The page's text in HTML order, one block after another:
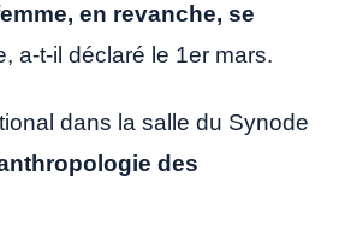
en revanche, se
a-t-il déclaré le 1er mars.
dans la salle du Synode
des